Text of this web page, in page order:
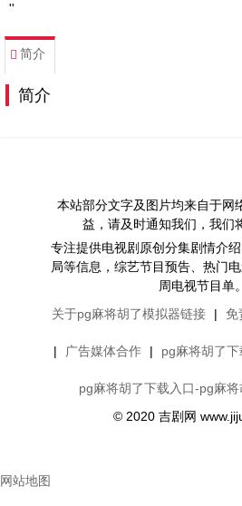
''
简介
简介
本站部分文字及图片均来自于网
益，请及时通知我们，我们
专注提供电视剧原创分集剧情介
局等信息，综艺节目预告、热门
周电视节目单。
关于pg麻将胡了模拟器链接
| 免
| 广告媒体合作 | pg麻将胡了
pg麻将胡了下载入口-pg麻
© 2020 吉剧网
网站地图